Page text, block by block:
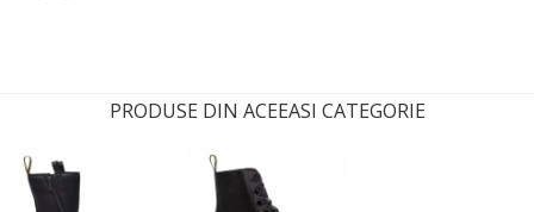
PRODUSE DIN ACEEASI CATEGORIE